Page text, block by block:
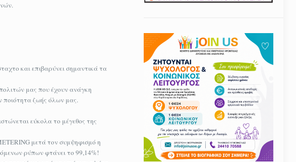
και επιβαρύνει σημαντικά τα
μας που έχουν ανάγκη
ποιότητα ζωής όλων μας.
εύκολα το μέγεθος της
μετά τον συμψηφισμό η
ρύπων φτάνει το 99,14%!